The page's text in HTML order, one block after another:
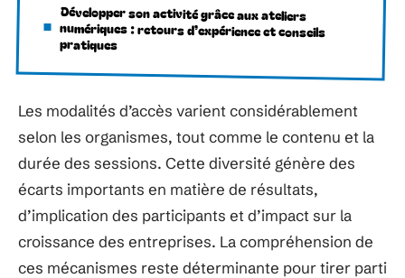
Développer son activité grâce aux ateliers
numériques : retours d’expérience et conseils
pratiques
Les modalités d’accès varient considérablement
selon les organismes, tout comme le contenu et la
durée des sessions. Cette diversité génère des
écarts importants en matière de résultats,
d’implication des participants et d’impact sur la
croissance des entreprises. La compréhension de
ces mécanismes reste déterminante pour tirer parti